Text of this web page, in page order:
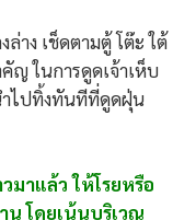
าง เช็ดตามตู้ โต๊ะ ใต้
ญ ในการดูดเจ้าเห็บ
ำไปทิ้งทันทีที่ดูดฝุ่น
มาแล้ว ให้โรยหรือ
โดยเน้นบริเวณ